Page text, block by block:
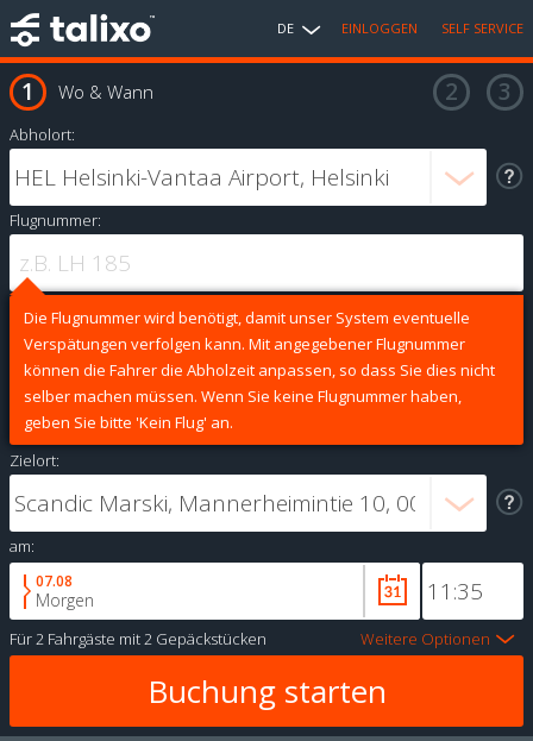
DE EINLOGGEN SELF SERVICE
Wo & Wann
Abholort:
Flugnummer:
Die Flugnummer wird benötigt, damit unser System eventuelle
Verspätungen verfolgen kann. Mit angegebener Flugnummer
können die Fahrer die Abholzeit anpassen, so dass Sie dies nicht
selber machen müssen. Wenn Sie keine Flugnummer haben,
geben Sie bitte 'Kein Flug' an.
Zielort:
am:
07.08
Morgen
Für2 Fahrgäste mit2 Gepäckstücken Weitere Optionen